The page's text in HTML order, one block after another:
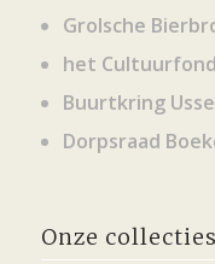
Grolsche
het
Buurtkring
Dorpsraad
Onze collecties